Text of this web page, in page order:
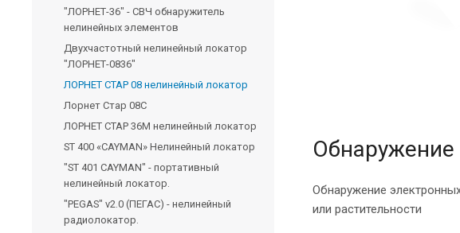
Обнаружение
Обнаружение
или растительности
"ЛОРНЕТ-36" - СВЧ обнаружитель
нелинейных элементов
Двухчастотный нелинейный локатор
"ЛОРНЕТ-0836"
ЛОРНЕТ СТАР 08 нелинейный локатор
Лорнет Стар 08С
ЛОРНЕТ СТАР 36M нелинейный локатор
ST 400 «CAYMAN» Нелинейный локатор
"ST 401 CAYMAN" - портативный
нелинейный локатор.
"PEGAS" v2.0 (ПЕГАС) - нелинейный
радиолокатор.